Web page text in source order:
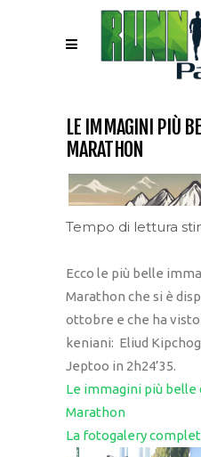
LE IMMAGINI PIÙ
MARATHON
Tempo di lettura
Ecco le più belle
Marathon che si è
ottobre e che ha
keniani: Eliud
Jeptoo in 2h24’35.
Le immagini più belle
Marathon
La fotogalery